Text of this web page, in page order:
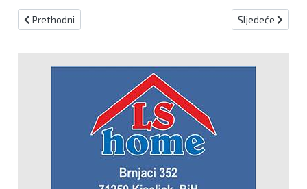
Prethodni članak: Implementirati odluke Ustavnog suda i Suda u
Prethodni Sljedeći
Sljedeće